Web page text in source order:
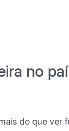
no
do que ver